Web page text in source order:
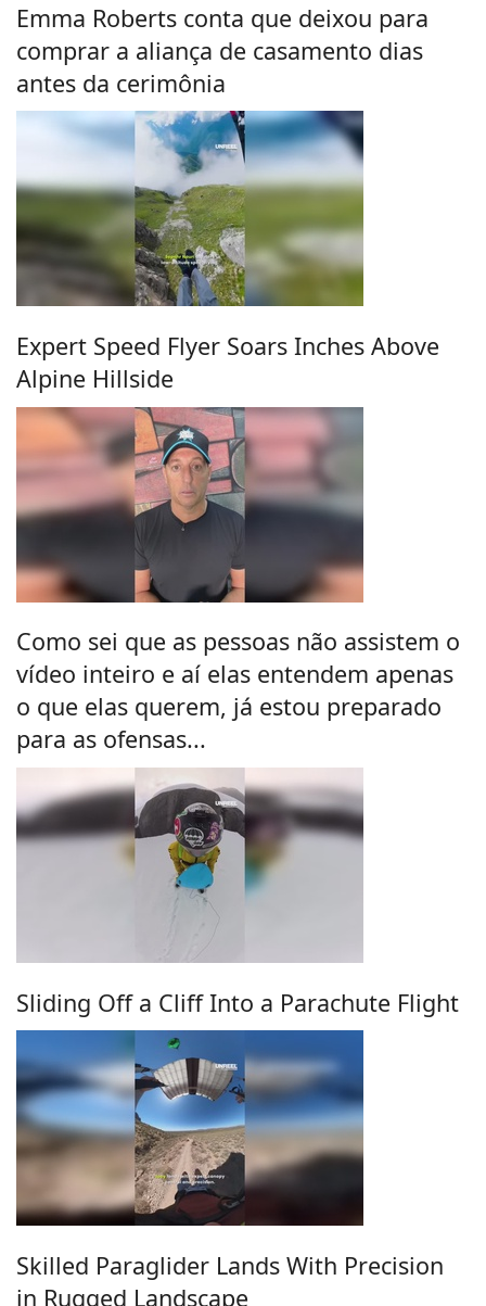
Emma Roberts conta que deixou para
comprar a aliança de casamento dias
antes da cerimônia
Expert Speed Flyer Soars Inches Above
Alpine Hillside
Como sei que as pessoas não assistem o
vídeo inteiro e aí elas entendem apenas
o que elas querem, já estou preparado
para as ofensas...
Sliding Off a Cliff Into a Parachute Flight
Skilled Paraglider Lands With Precision
in Rugged Landscape